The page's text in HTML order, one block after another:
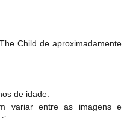
Child de aproximadamente
de idade.
variar entre as imagens e